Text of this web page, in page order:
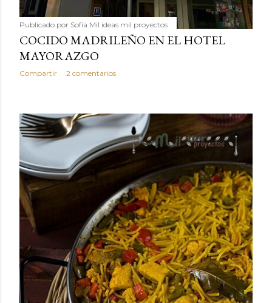
Publicado por Sofía Mil ideas mil proyectos
COCIDO MADRILEÑO EN EL HOTEL
MAYORAZGO
Compartir 2 comentarios